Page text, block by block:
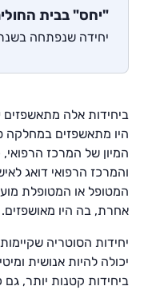
"יחס" בבית
יחידה שנפתחה בשנת 2024 ומקבלת רק
היו מתאשפזים במחלקה
המיון של המרכז
והמרכז הרפואי דואג
המטופל או המטופלת
אחרת, בה היו מאושפזים.
יחידות הסוטריה
יכולה להיות אנושית
ביחידות קטנות יותר,